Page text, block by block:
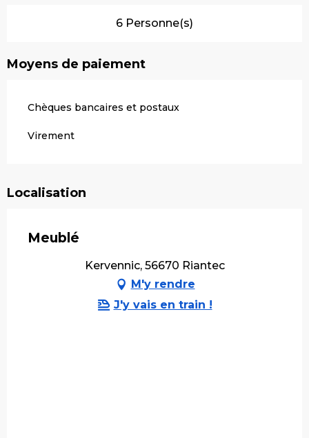
6 Personne(s)
Moyens de paiement
Chèques bancaires et postaux
Virement
Localisation
Meublé
Kervennic, 56670 Riantec
M'y rendre
J'y vais en train !